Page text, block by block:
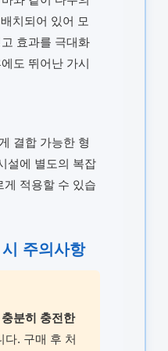
치되어 있어 모
효과를 극대화
도 뛰어난 가시
결합 가능한 형
설에 별도의 복잡
게 적용할 수 있습
주의사항
충분히 충전한
다. 구매 후 처